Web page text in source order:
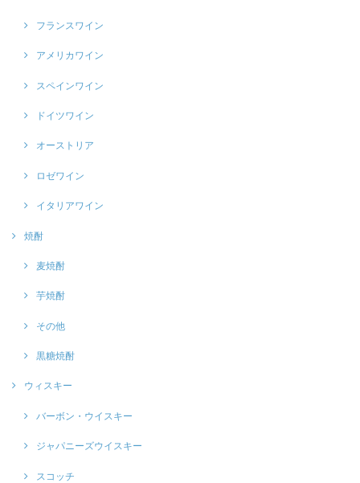
フランスワイン
アメリカワイン
スペインワイン
ドイツワイン
オーストリア
ロゼワイン
イタリアワイン
焼酎
麦焼酎
芋焼酎
その他
黒糖焼酎
ウィスキー
バーボン・ウイスキー
ジャパニーズウイスキー
スコッチ